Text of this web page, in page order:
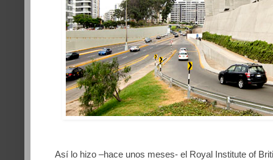
Así lo hizo –hace unos meses- el Royal Institute of